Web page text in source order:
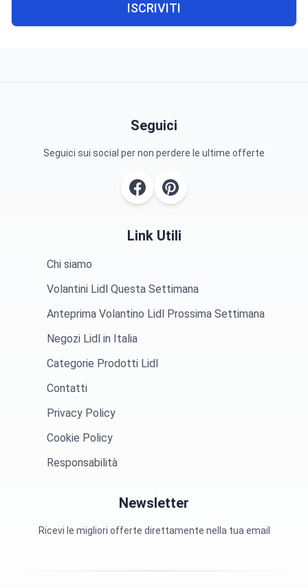
ISCRIVITI
Seguici
Seguici sui social per non perdere le ultime offerte
Link Utili
Chi siamo
Volantini Lidl Questa Settimana
Anteprima Volantino Lidl Prossima Settimana
Negozi Lidl in Italia
Categorie Prodotti Lidl
Contatti
Privacy Policy
Cookie Policy
Responsabilità
Newsletter
Ricevi le migliori offerte direttamente nella tua email